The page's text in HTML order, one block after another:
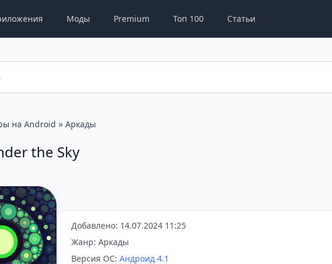
Моды Premium Топ 100 Статьи
на Android » Аркады
the Sky
Добавлено: 14.07.2024 11:25
Жанр: Аркады
Версия ОС: Андроид 4.1